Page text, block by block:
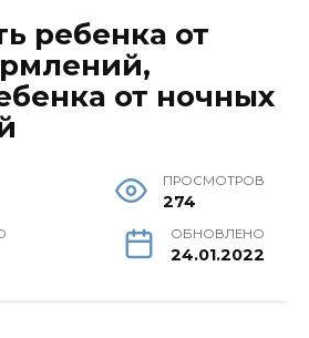
ребенка от
от ночных
ПРОСМОТРОВ
274
ОБНОВЛЕНО
24.01.2022